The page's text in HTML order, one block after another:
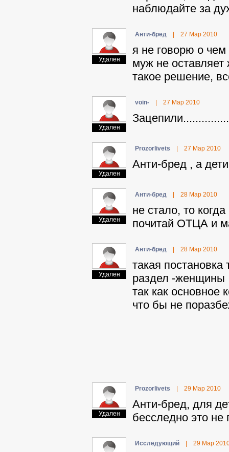
наблюдайте за
Удален
Aнти-бpeд 27 Мар 2010
я не говорю о чем
муж не
такое решение,
Удален
voin- 27 Мар 2010
Удален
Prozorlivets 27 Мар 2010
Aнти-бpeд , а
Удален
Aнти-бpeд 28 Мар 2010
не стало, то
почитай ОТЦА и
Удален
Aнти-бpeд 28 Мар 2010
такая
раздел -женщины
так как
что бы не
Удален
Prozorlivets 29 Мар 2010
Aнти-бpeд, для
бесследно это не
Иccлeдyющий 29 Мар